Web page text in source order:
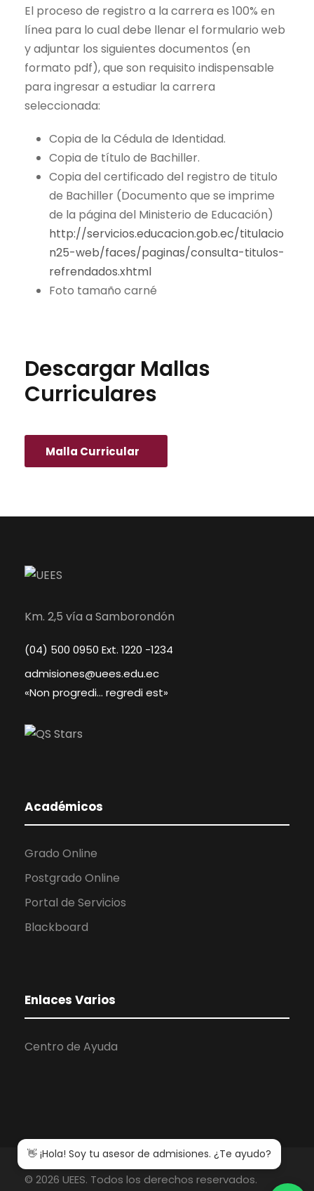
El proceso de registro a la carrera es 100% en
línea para lo cual debe llenar el formulario web
y adjuntar los siguientes documentos (en
formato pdf), que son requisito indispensable
para ingresar a estudiar la carrera
seleccionada:
Copia de la Cédula de Identidad.
Copia de título de Bachiller.
Copia del certificado del registro de titulo
de Bachiller (Documento que se imprime
de la página del Ministerio de Educación)
http://servicios.educacion.gob.ec/titulacio
n25-web/faces/paginas/consulta-titulos-
refrendados.xhtml
Foto tamaño carné
Descargar Mallas
Curriculares
Malla Curricular
Km. 2,5 vía a Samborondón
(04) 500 0950 Ext. 1220 -1234
admisiones@uees.edu.ec
«Non progredi… regredi est»
Académicos
Grado Online
Postgrado Online
Portal de Servicios
Blackboard
Enlaces Varios
Centro de Ayuda
© 2026 UEES. Todos los derechos reservados.